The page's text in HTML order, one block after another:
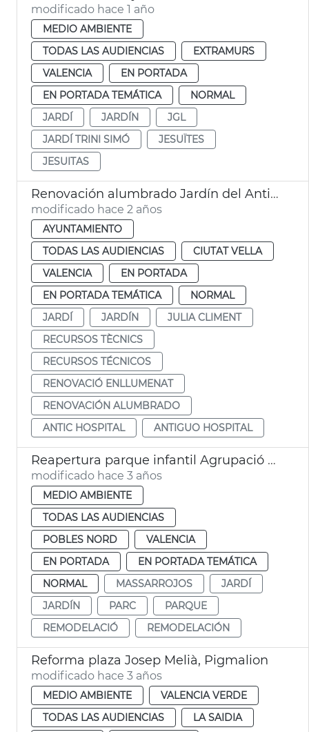
modificado hace 1 año
MEDIO AMBIENTE
TODAS LAS AUDIENCIAS
EXTRAMURS
VALENCIA
EN PORTADA
EN PORTADA TEMÁTICA
NORMAL
JARDÍ
JARDÍN
JGL
JARDÍ TRINI SIMÓ
JESUÏTES
JESUITAS
Renovación alumbrado Jardín del Antiguo Hospital
modificado hace 2 años
AYUNTAMIENTO
TODAS LAS AUDIENCIAS
CIUTAT VELLA
VALENCIA
EN PORTADA
EN PORTADA TEMÁTICA
NORMAL
JARDÍ
JARDÍN
JULIA CLIMENT
RECURSOS TÈCNICS
RECURSOS TÉCNICOS
RENOVACIÓ ENLLUMENAT
RENOVACIÓN ALUMBRADO
ANTIC HOSPITAL
ANTIGUO HOSPITAL
Reapertura parque infantil Agrupació Musical de Massarrojos
modificado hace 3 años
MEDIO AMBIENTE
TODAS LAS AUDIENCIAS
POBLES NORD
VALENCIA
EN PORTADA
EN PORTADA TEMÁTICA
NORMAL
MASSARROJOS
JARDÍ
JARDÍN
PARC
PARQUE
REMODELACIÓ
REMODELACIÓN
Reforma plaza Josep Melià, Pigmalion
modificado hace 3 años
MEDIO AMBIENTE
VALENCIA VERDE
TODAS LAS AUDIENCIAS
LA SAIDIA